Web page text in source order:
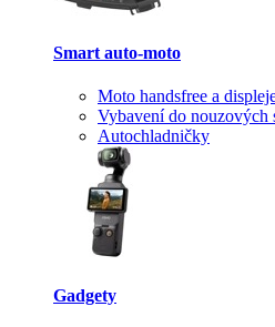
Smart auto-moto
Moto handsfree a
Vybavení do nouzových
Autochladničky
Gadgety